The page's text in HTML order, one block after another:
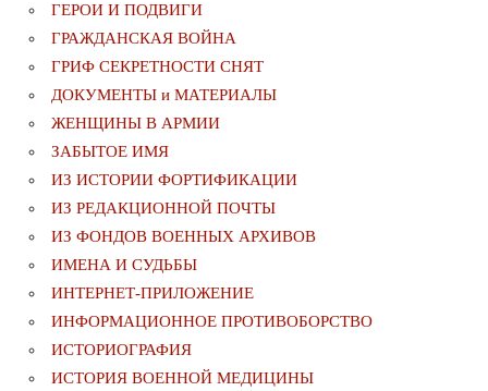
ГЕРОИ И ПОДВИГИ
ГРАЖДАНСКАЯ ВОЙНА
ГРИФ СЕКРЕТНОСТИ СНЯТ
ДОКУМЕНТЫ и МАТЕРИАЛЫ
ЖЕНЩИНЫ В АРМИИ
ЗАБЫТОЕ ИМЯ
ИЗ ИСТОРИИ ФОРТИФИКАЦИИ
ИЗ РЕДАКЦИОННОЙ ПОЧТЫ
ИЗ ФОНДОВ ВОЕННЫХ АРХИВОВ
ИМЕНА И СУДЬБЫ
ИНТЕРНЕТ-ПРИЛОЖЕНИЕ
ИНФОРМАЦИОННОЕ ПРОТИВОБОРСТВО
ИСТОРИОГРАФИЯ
ИСТОРИЯ ВОЕННОЙ МЕДИЦИНЫ